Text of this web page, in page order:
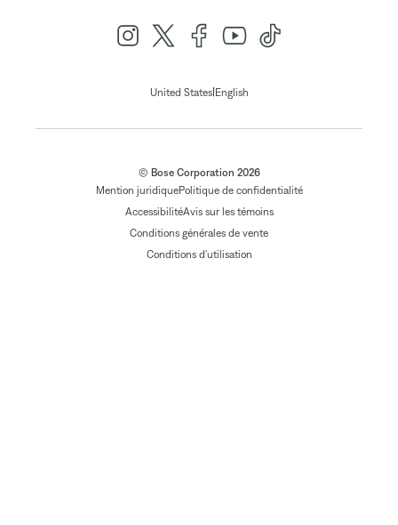
United States| English
© Bose Corporation 2026
Mention juridiquePolitique de confidentialité
AccessibilitéAvis sur les témoins
Conditions générales de vente
Conditions d'utilisation